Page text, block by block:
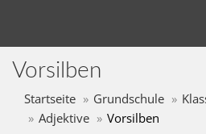
Vorsilben
Startseite Grundschule
Adjektive
Vorsilben